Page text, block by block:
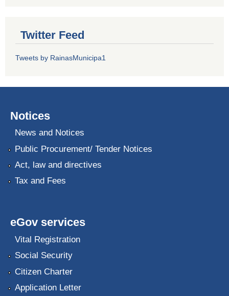
Twitter Feed
Tweets by RainasMunicipa1
Notices
News and Notices
Public Procurement/ Tender Notices
Act, law and directives
Tax and Fees
eGov services
Vital Registration
Social Security
Citizen Charter
Application Letter